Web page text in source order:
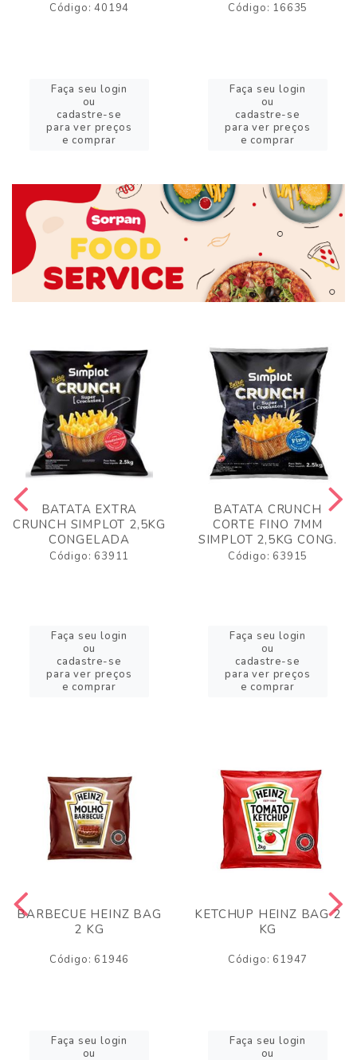
Código: 40194
Faça seu login
ou
cadastre-se
para ver preços
e comprar
Código: 16635
Faça seu login
ou
cadastre-se
para ver preços
e comprar
BATATA EXTRA
CRUNCH SIMPLOT 2,5KG
CONGELADA
Código: 63911
Faça seu login
ou
cadastre-se
para ver preços
e comprar
BATATA CRUNCH
CORTE FINO 7MM
SIMPLOT 2,5KG CONG.
Código: 63915
Faça seu login
ou
cadastre-se
para ver preços
e comprar
BARBECUE HEINZ BAG
2 KG
Código: 61946
Faça seu login
ou
KETCHUP HEINZ BAG 2
KG
Código: 61947
Faça seu login
ou